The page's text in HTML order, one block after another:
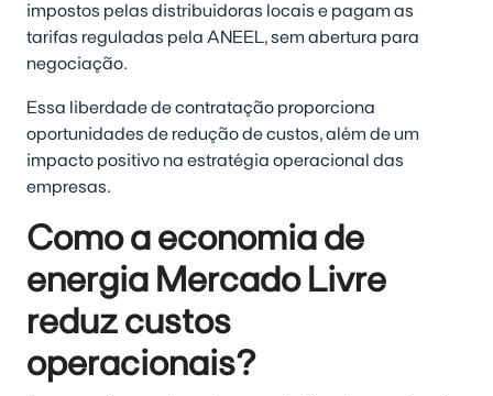
impostos pelas distribuidoras locais e pagam as
tarifas reguladas pela ANEEL, sem abertura para
negociação.
Essa liberdade de contratação proporciona
oportunidades de redução de custos, além de um
impacto positivo na estratégia operacional das
empresas.
Como a economia de
energia Mercado Livre
reduz custos
operacionais?